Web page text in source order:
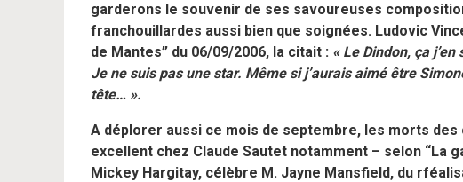
garderons le souvenir de ses savoureuses
franchouillardes aussi bien que soignées. Ludovic
de Mantes” du 06/09/2006, la citait : « Le Dindon, ça
Je ne suis pas une star. Même si j’aurais aimé être
tête… ».
A déplorer aussi ce mois de septembre, les morts
excellent chez Claude Sautet notamment – selon “La
Mickey Hargitay, célèbre M. Jayne Mansfield, du